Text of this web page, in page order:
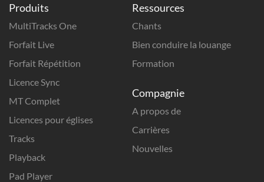
Produits
MultiTracks One
Forfait Live
Forfait Répétition
Licence Sync
MT Complet
Licences pour églises
Tracks
Playback
Pad Player
Ressources
Chants
Bien conduire la louange
Formation
Compagnie
A propos de
Carrières
Nouvelles